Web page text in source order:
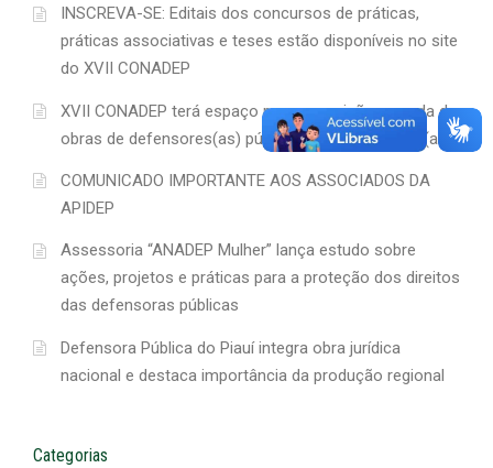
INSCREVA-SE: Editais dos concursos de práticas,
práticas associativas e teses estão disponíveis no site
do XVII CONADEP
XVII CONADEP terá espaço para exposição e venda de
obras de defensores(as) públicos(as) associados(as)
COMUNICADO IMPORTANTE AOS ASSOCIADOS DA
APIDEP
Assessoria “ANADEP Mulher” lança estudo sobre
ações, projetos e práticas para a proteção dos direitos
das defensoras públicas
Defensora Pública do Piauí integra obra jurídica
nacional e destaca importância da produção regional
Categorias